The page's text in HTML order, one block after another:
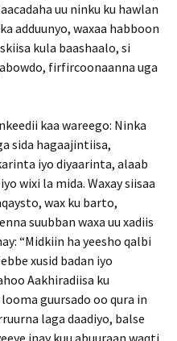
uu ninku ku hawlan
adduunyo, waxaa habboon
kula baashaalo, si
firfircoonaanna uga
kaa wareego: Ninka
sida hagaajintiisa,
iyo diyaarinta, alaab
wixi la mida. Waxay siisaa
wax ku barto,
suubban waxa uu xadiis
“Midkiin ha yeesho qalbi
xusid badan iyo
Aakhiradiisa ku
guursado oo qura in
laga daadiyo, balse
inay kuu abuuraan waqti